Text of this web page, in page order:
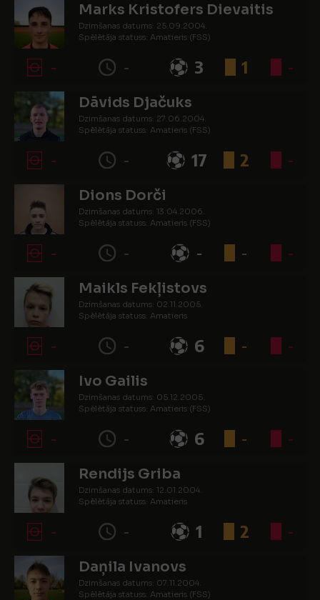
Marks Kristofers Dievaitis
Dzimšanas datums: 25.09.2004.
Spēlētāja statuss: Amatieris (FSS)
- - 3 1 -
Dāvids Djačuks
Dzimšanas datums: 27.06.2004.
Spēlētāja statuss: Amatieris (FSS)
- - 17 2 -
Dions Dorči
Dzimšanas datums: 13.04.2006.
Spēlētāja statuss: Amatieris (FSS)
- - - - -
Maikls Fekļistovs
Dzimšanas datums: 02.11.2005.
Spēlētāja statuss: Amatieris
- - 6 - -
Ivo Gailis
Dzimšanas datums: 05.12.2005.
Spēlētāja statuss: Amatieris (FSS)
- - 6 - -
Rendijs Griba
Dzimšanas datums: 12.01.2004.
Spēlētāja statuss: Amatieris
- - 1 2 -
Daņila Ivanovs
Dzimšanas datums: 07.11.2004.
Spēlētāja statuss: Amatieris (FSS)